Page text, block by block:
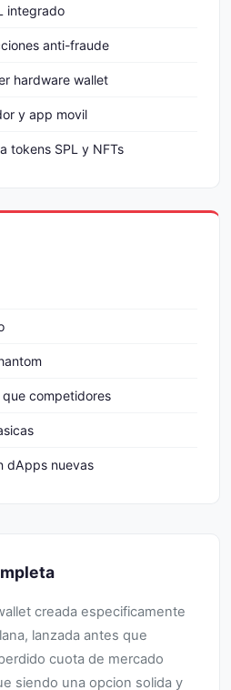
integrado
anti-fraude
hardware wallet
y app movil
tokens SPL y NFTs
competidores
dApps nuevas
creada especificamente
lanzada antes que
cuota de mercado
siendo una opcion solida y